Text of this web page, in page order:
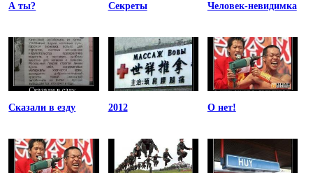
А ты? Секреты Человек-невидимка
Сказали в езду 2012 О нет!